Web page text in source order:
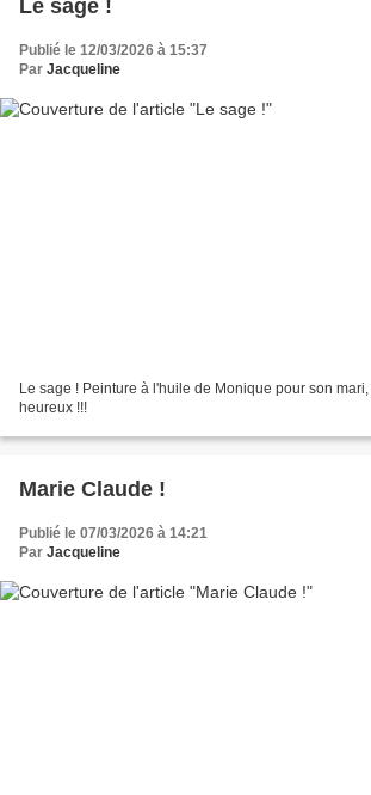
Le sage !
Publié le 12/03/2026 à 15:37
Par Jacqueline
Le sage ! Peinture à l'huile de Monique pour son
heureux !!!
Marie Claude !
Publié le 07/03/2026 à 14:21
Par Jacqueline